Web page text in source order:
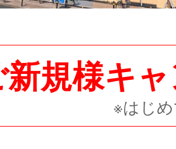
新規様キ
※はじ